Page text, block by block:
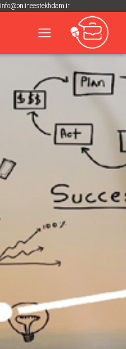
info@onlineestekhdam.ir
خانه
های
شغلی
رزومه
ها
اخبار
مشاغل
درباره